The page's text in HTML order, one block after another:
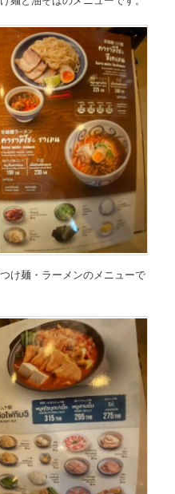
け麺・ラーメンのメニューで